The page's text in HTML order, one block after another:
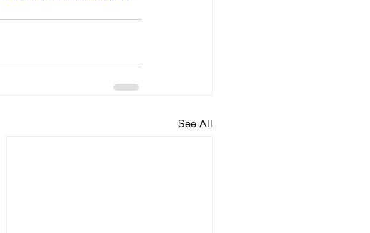
See All